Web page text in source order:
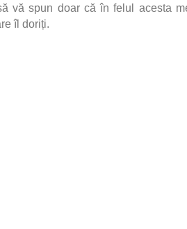
vă spun doar că în felul acesta
îl doriți.